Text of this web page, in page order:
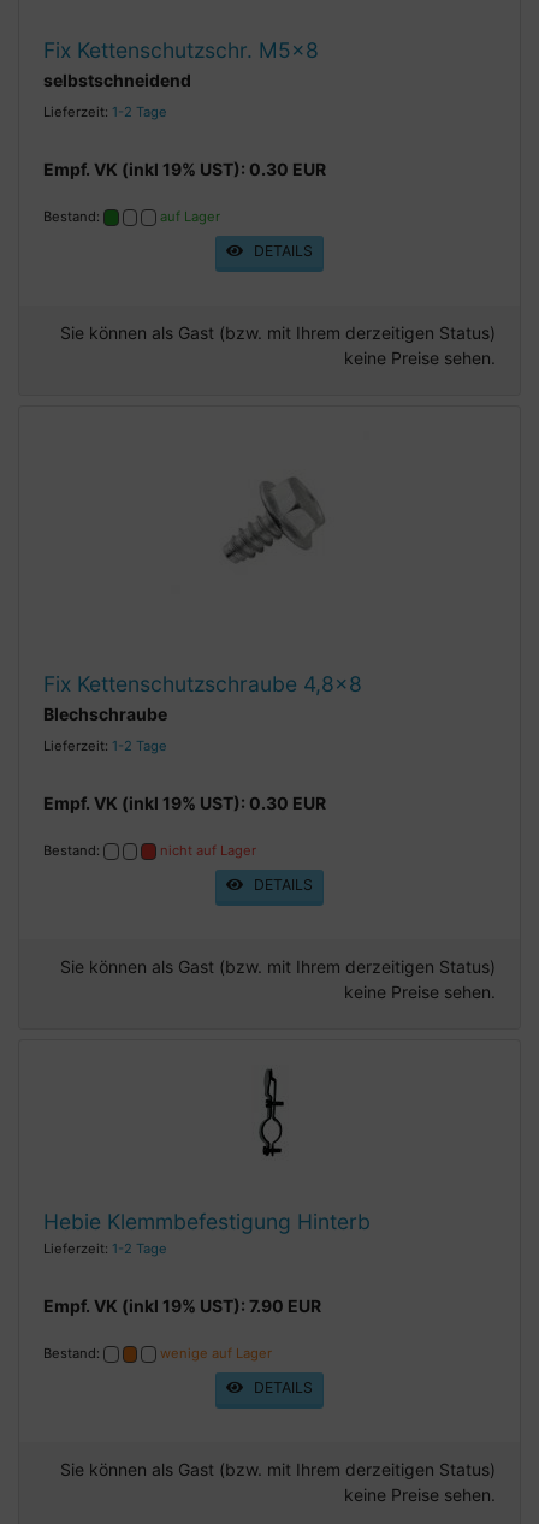
Fix Kettenschutzschr. M5x8
selbstschneidend
Lieferzeit: 1-2 Tage
Empf. VK (inkl 19% UST): 0.30 EUR
Bestand: auf Lager
DETAILS
Sie können als Gast (bzw. mit Ihrem derzeitigen Status)
keine Preise sehen.
Fix Kettenschutzschraube 4,8x8
Blechschraube
Lieferzeit: 1-2 Tage
Empf. VK (inkl 19% UST): 0.30 EUR
Bestand: nicht auf Lager
DETAILS
Sie können als Gast (bzw. mit Ihrem derzeitigen Status)
keine Preise sehen.
Hebie Klemmbefestigung Hinterb
Lieferzeit: 1-2 Tage
Empf. VK (inkl 19% UST): 7.90 EUR
Bestand: wenige auf Lager
DETAILS
Sie können als Gast (bzw. mit Ihrem derzeitigen Status)
keine Preise sehen.